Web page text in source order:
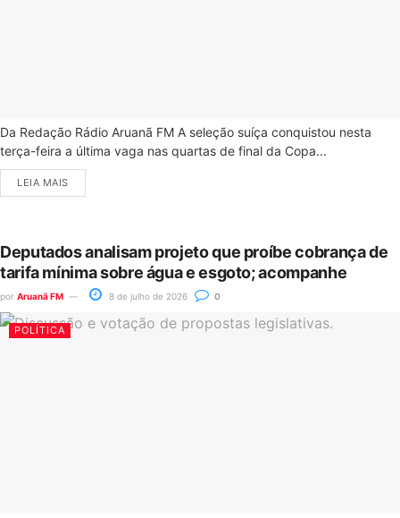
Da Redação Rádio Aruanã FM A seleção suíça conquistou nesta
terça-feira a última vaga nas quartas de final da Copa...
LEIA MAIS
Deputados analisam projeto que proíbe cobrança de
tarifa mínima sobre água e esgoto; acompanhe
por Aruanã FM 8 de julho de 2026 0
POLÍTICA